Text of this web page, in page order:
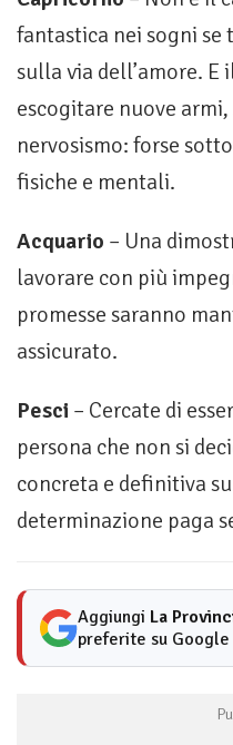
fantastica nei sogni
sulla via dell’amore. E
escogitare nuove
nervosismo: forse
fisi­che e mentali.
Acquario – Una
lavorare con più
promesse saranno
assicurato.
Pesci – Cercate di
persona che non si
concreta e definitiva
determinazione paga
Aggiungi La
preferite su Google